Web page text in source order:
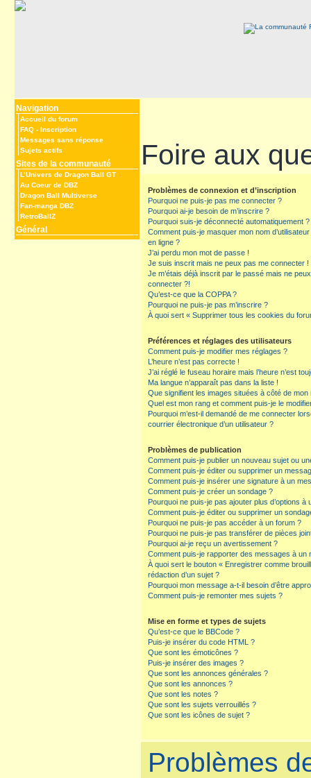
Navigation
Accueil du forum
FAQ - Inscription
Messages sans réponse
Sujets actifs
Sites de la communauté
L’Univers de Dragon Ball GT
Au Coeur de DBZ
Dragon Ball Multiverse
Fan-manga DBZ
RetroBallZ
Général
Foire aux
Problèmes de connexion et d’inscription
Pourquoi ne puis-je pas me connecter ?
Pourquoi ai-je besoin de m’inscrire ?
Pourquoi suis-je déconnecté automatiquement ?
Comment puis-je masquer mon nom
en ligne ?
J’ai perdu mon mot de passe !
Je suis inscrit mais ne peux pas me connecter !
Je m’étais déjà inscrit par le passé mais ne
connecter ?!
Qu’est-ce que la COPPA ?
Pourquoi ne puis-je pas m’inscrire ?
À quoi sert « Supprimer tous les cookies du
Préférences et réglages des utilisateurs
Comment puis-je modifier mes réglages ?
L’heure n’est pas correcte !
J’ai réglé le fuseau horaire mais l’heure n’est
Ma langue n’apparaît pas dans la liste !
Que signifient les images situées à côté de mon
Quel est mon rang et comment puis-je le
Pourquoi m’est-il demandé de me connecter
courrier électronique d’un utilisateur ?
Problèmes de publication
Comment puis-je publier un nouveau sujet ou
Comment puis-je éditer ou supprimer un
Comment puis-je insérer une signature à un
Comment puis-je créer un sondage ?
Pourquoi ne puis-je pas ajouter plus d’options à
Comment puis-je éditer ou supprimer un
Pourquoi ne puis-je pas accéder à un forum ?
Pourquoi ne puis-je pas transférer de pièces
Pourquoi ai-je reçu un avertissement ?
Comment puis-je rapporter des messages à un
À quoi sert le bouton « Enregistrer comme
rédaction d’un sujet ?
Pourquoi mon message a-t-il besoin d’être
Comment puis-je remonter mes sujets ?
Mise en forme et types de sujets
Qu’est-ce que le BBCode ?
Puis-je insérer du code HTML ?
Que sont les émoticônes ?
Puis-je insérer des images ?
Que sont les annonces générales ?
Que sont les annonces ?
Que sont les notes ?
Que sont les sujets verrouillés ?
Que sont les icônes de sujet ?
Problèmes